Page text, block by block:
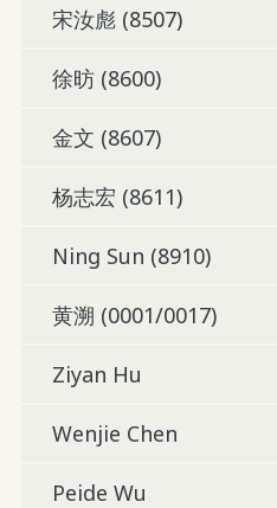
宋汝彪 (8507)
徐昉 (8600)
金文 (8607)
杨志宏 (8611)
Ning Sun (8910)
黄溯 (0001/0017)
Ziyan Hu
Wenjie Chen
Peide Wu